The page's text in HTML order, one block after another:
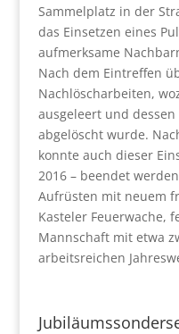
Sammelplatz in der
das Einsetzen eines
aufmerksame
Nach dem Eintreffen
Nachlöscharbeiten,
ausgeleert und
abgelöscht wurde.
konnte auch dieser
2016 – beendet
Aufrüsten mit neuem
Kasteler Feuerwache,
Mannschaft mit etwa
arbeitsreichen